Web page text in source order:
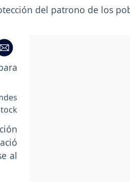
del patrono de los
al